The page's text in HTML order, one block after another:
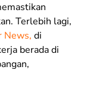
Terlebih lagi,
News, di
berada di